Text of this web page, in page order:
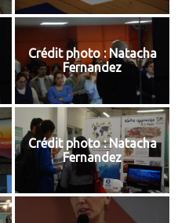
Crédit photo : Natacha
Fernandez
Crédit photo : Natacha
Fernandez